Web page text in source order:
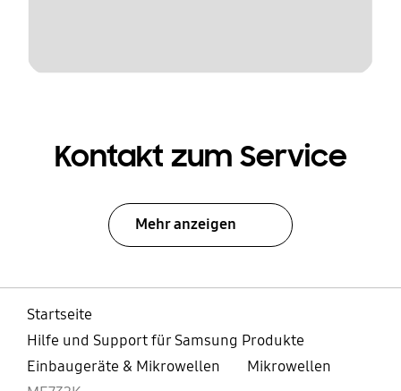
Kontakt zum Service
Mehr anzeigen
Startseite
Hilfe und Support für Samsung Produkte
Einbaugeräte & Mikrowellen
Mikrowellen